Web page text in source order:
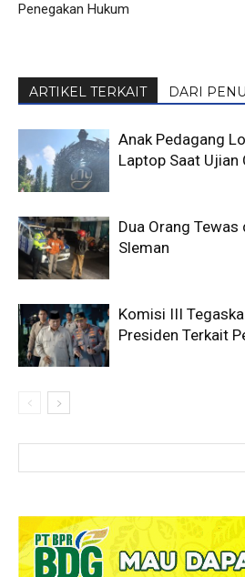
Penegakan Hukum
ARTIKEL TERKAIT DARI
Anak Pedagang
Laptop Saat Ujian
Dua Orang
Sleman
Komisi III
Presiden Terkait